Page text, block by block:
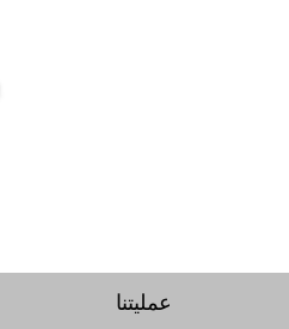
عمليتنا